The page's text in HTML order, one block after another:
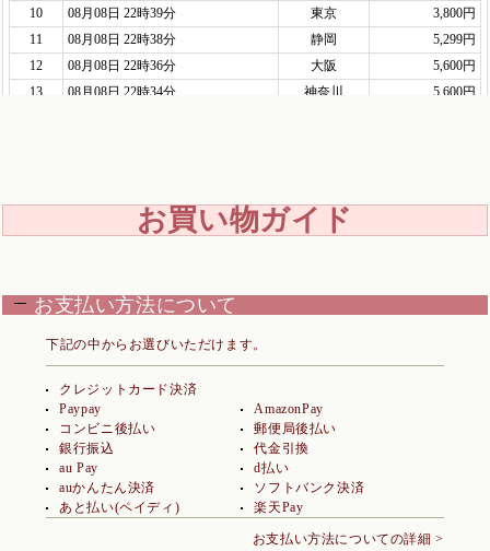
お買い物ガイド
お支払い方法について
下記の中からお選びいただけます。
クレジットカード決済
Paypay
AmazonPay
コンビニ後払い
郵便局後払い
銀行振込
代金引換
au Pay
d払い
auかんたん決済
ソフトバンク決済
あと払い(ペイディ)
楽天Pay
お支払い方法についての詳細 >